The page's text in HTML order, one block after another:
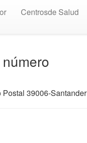
Centrosde Salud
39006-Santander